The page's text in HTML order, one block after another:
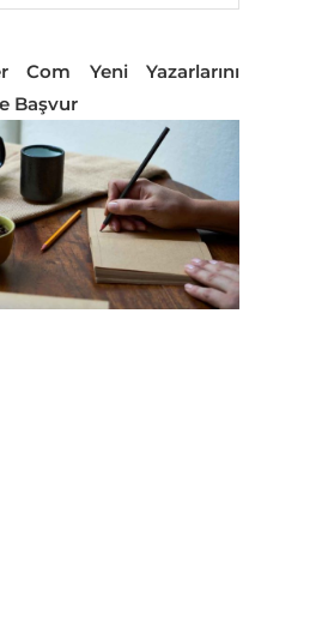
Com Yeni Yazarlarını
Başvur